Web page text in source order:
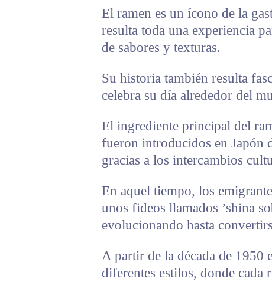
El ramen es un ícono de la
resulta toda una experiencia
de sabores y texturas.
Su historia también resulta
celebra su día alrededor del
El ingrediente principal del
fueron introducidos en Japón
gracias a los intercambios
En aquel tiempo, los
unos fideos llamados ’shina
evolucionando hasta
A partir de la década de 1950
diferentes estilos, donde cada